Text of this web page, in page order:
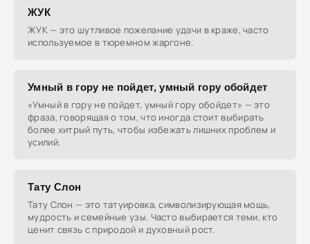
ЖУК
ЖУК — это шутливое пожелание удачи в краже, часто
используемое в тюремном жаргоне.
Умный в гору не пойдет, умный гору обойдет
«Умный в гору не пойдет, умный гору обойдет» — это
фраза, говорящая о том, что иногда стоит выбирать
более хитрый путь, чтобы избежать лишних проблем и
усилий.
Тату Слон
Тату Слон — это татуировка, символизирующая мощь,
мудрость и семейные узы. Часто выбирается теми, кто
ценит связь с природой и духовный рост.